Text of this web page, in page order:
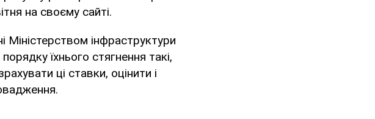
на своєму сайті.
інфраструктури
їхнього стягнення такі,
ці ставки, оцінити і